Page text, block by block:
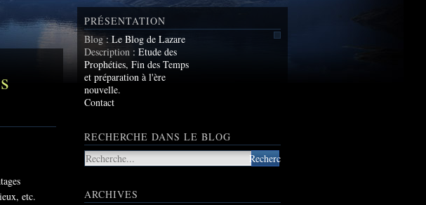
etc.
PRÉSENTATION
Blog : Le Blog de Lazare
Description : Etude des
Prophéties, Fin des Temps
et préparation à l'ère
nouvelle.
Contact
RECHERCHE DANS LE BLOG
ARCHIVES